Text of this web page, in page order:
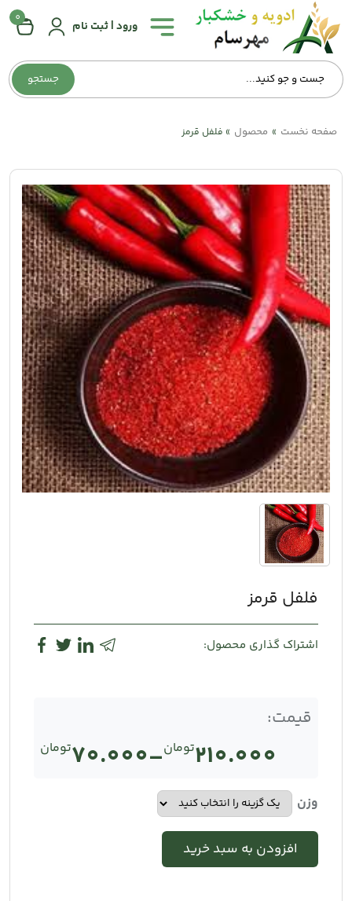
جستجو
ورود | ثبت نام
0
همه
دسته‌بندی‌ها
صفحه
اصلی
تماس
وبلاگ
حساب
کاربری
صفحه نخست » محصول » فلفل قرمز
فلفل قرمز
اشتراک گذاری محصول:
قیمت:
تومان210.000
– تومان70.000
وزن
افزودن به سبد خرید